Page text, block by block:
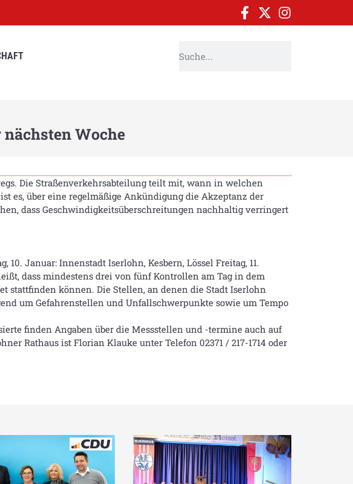
Woche
Die Straßenverkehrsabteilung teilt mit, wann in welchen
es, über eine regelmäßige Ankündigung die Akzeptanz der
dass Geschwindigkeitsüberschreitungen nachhaltig verringert
Januar: Innenstadt Iserlohn, Kesbern, Lössel Freitag, 11.
dass mindestens drei von fünf Kontrollen am Tag in dem
stattfinden können. Die Stellen, an denen die Stadt Iserlohn
um Gefahrenstellen und Unfallschwerpunkte sowie um Tempo
finden Angaben über die Messstellen und -termine auch auf
Rathaus ist Florian Klauke unter Telefon 02371 / 217-1714 oder